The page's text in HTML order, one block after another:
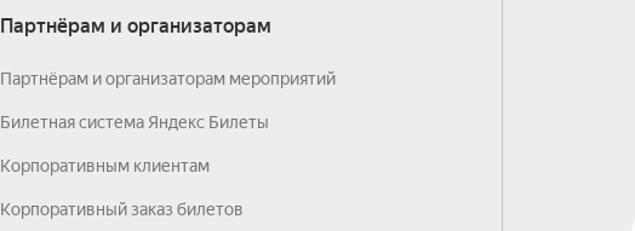
Партнёрам и организаторам
Партнёрам и организаторам мероприятий
Билетная система Яндекс Билеты
Корпоративным клиентам
Корпоративный заказ билетов